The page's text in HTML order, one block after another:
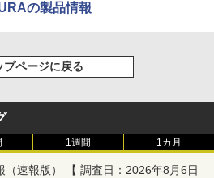
の製品情報
プページに戻る
1週間 1カ月
（速報版） 【 調査日：2026年8月6日